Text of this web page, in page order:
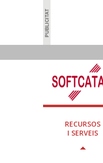
RECURSOS
I SERVEIS